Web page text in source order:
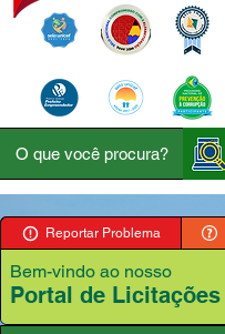
Reportar Problema
Bem-vindo ao nosso
Portal de Licitações